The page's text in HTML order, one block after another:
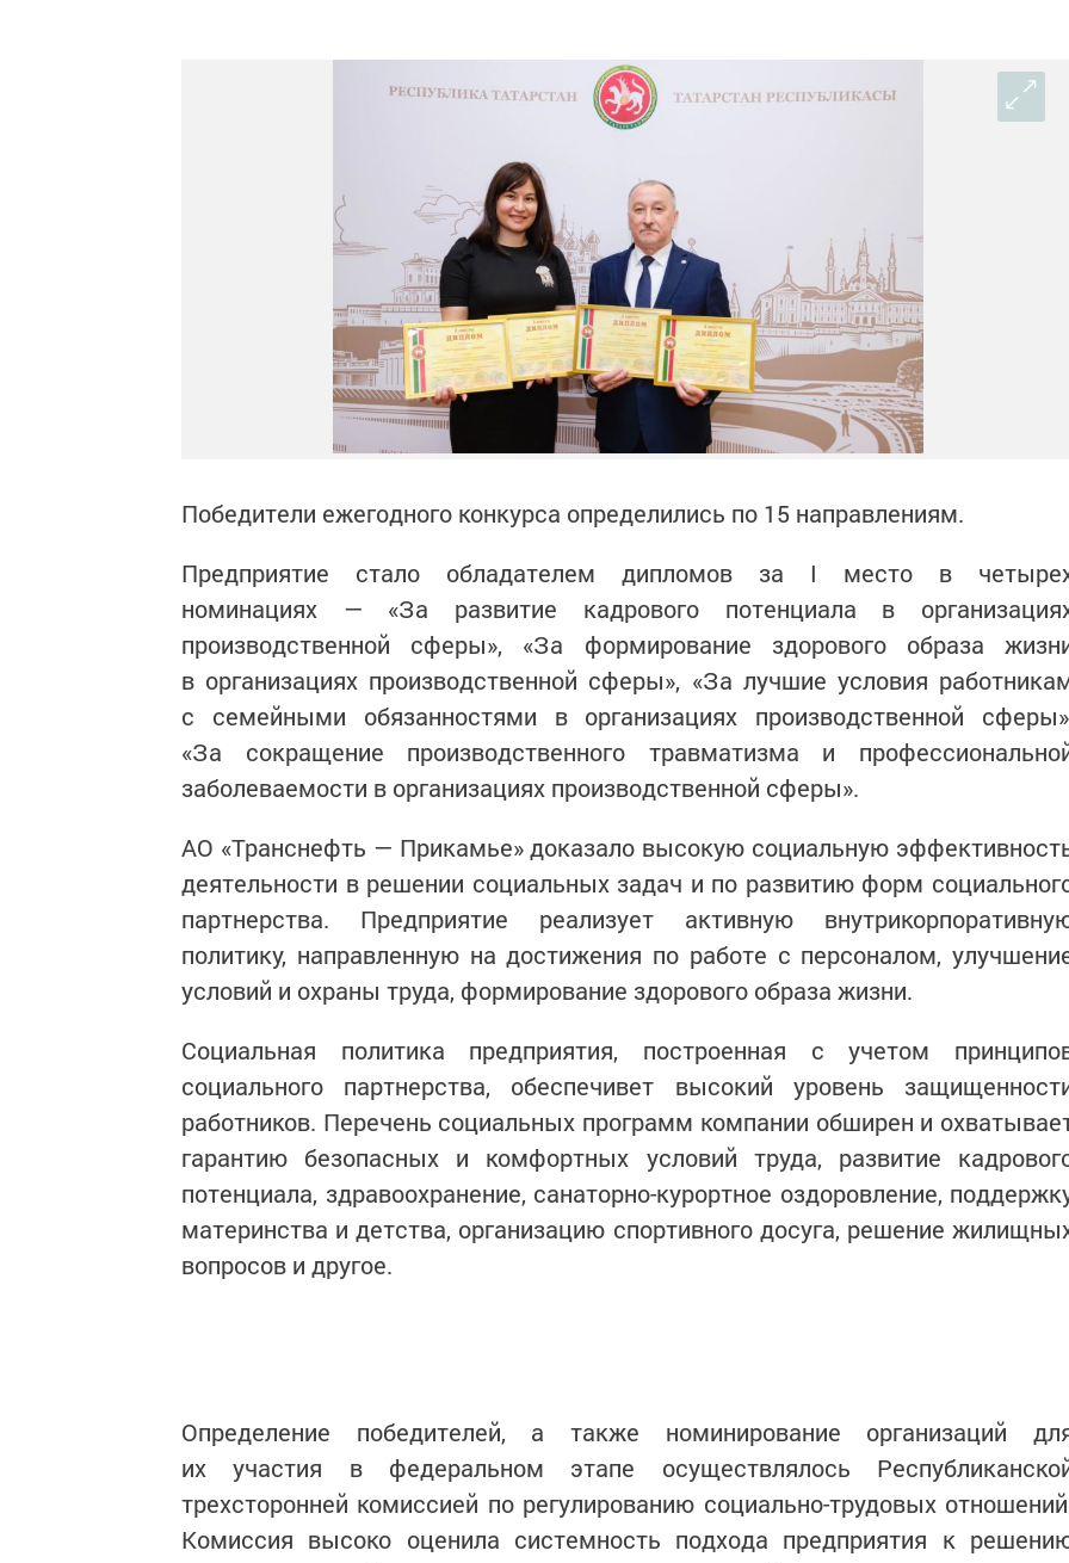
Победители ежегодного конкурса определились по 15 направлениям.
Предприятие стало обладателем дипломов за I место в
номинациях — «За развитие кадрового потенциала в
производственной сферы», «За формирование здорового образа
в организациях производственной сферы», «За лучшие условия
с семейными обязанностями в организациях производственной
«За сокращение производственного травматизма и
заболеваемости в организациях производственной сферы».
АО «Транснефть — Прикамье» доказало высокую социальную
деятельности в решении социальных задач и по развитию форм
партнерства. Предприятие реализует активную
политику, направленную на достижения по работе с персоналом,
условий и охраны труда, формирование здорового образа жизни.
Социальная политика предприятия, построенная с учетом
социального партнерства, обеспечивет высокий уровень
работников. Перечень социальных программ компании обширен и
гарантию безопасных и комфортных условий труда, развитие
потенциала, здравоохранение, санаторно-курортное оздоровление,
материнства и детства, организацию спортивного досуга, решение
вопросов и другое.
Определение победителей, а также номинирование организаций
их участия в федеральном этапе осуществлялось
трехсторонней комиссией по регулированию социально-трудовых
Комиссия высоко оценила системность подхода предприятия к